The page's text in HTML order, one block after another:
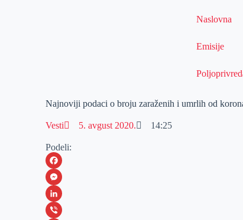
Naslovna
Emisije
Najnoviji podaci o broju zaraženih i umrlih od
Vesti 5. avgust 2020. 14:25
Podeli:
F
a
c
M
eL